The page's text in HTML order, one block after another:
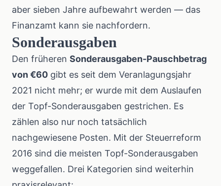
aber sieben Jahre aufbewahrt werden — das
Finanzamt kann sie nachfordern.
Sonderausgaben
Den früheren Sonderausgaben-Pauschbetrag
von €60 gibt es seit dem Veranlagungsjahr
2021 nicht mehr; er wurde mit dem Auslaufen
der Topf-Sonderausgaben gestrichen. Es
zählen also nur noch tatsächlich
nachgewiesene Posten. Mit der Steuerreform
2016 sind die meisten Topf-Sonderausgaben
weggefallen. Drei Kategorien sind weiterhin